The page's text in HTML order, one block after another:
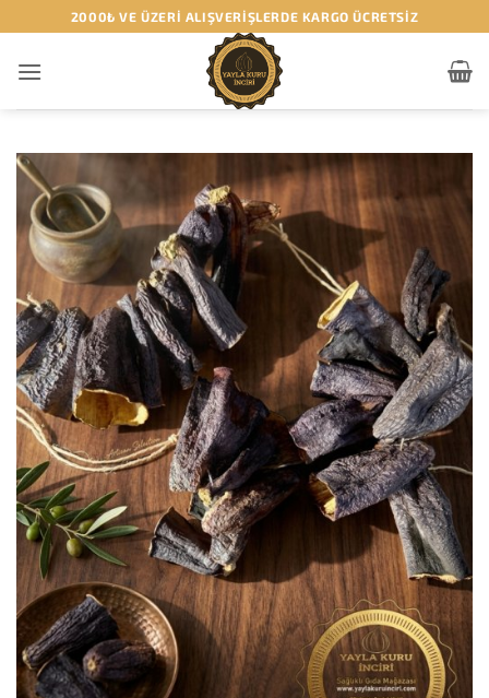
atla
2000₺ VE ÜZERI ALIŞVERIŞLERDE KARGO ÜCRETSİZ